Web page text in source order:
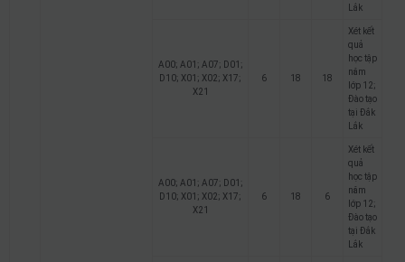
Lắk
A00; A01; A07; D01;
D10; X01; X02; X17;
X21
6 18 18
Xét kết
quả
học tập
năm
lớp 12;
Đào tạo
tại Đắk
Lắk
A00; A01; A07; D01;
D10; X01; X02; X17;
X21
6 18 6
Xét kết
quả
học tập
năm
lớp 12;
Đào tạo
tại Đắk
Lắk